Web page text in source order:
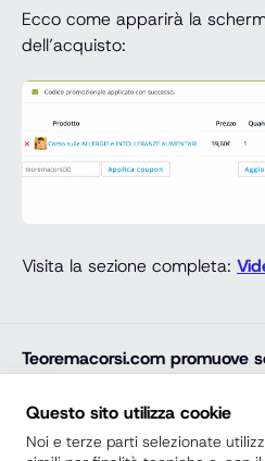
Ecco come apparirà la
dell’acquisto:
Visita la sezione completa:
Teoremacorsi.com promuove
professionali, corsi per il
online di comprovata qualità
riconosciuto e spendibile sul
Questo sito utilizza cookie
Noi e terze parti selezionate